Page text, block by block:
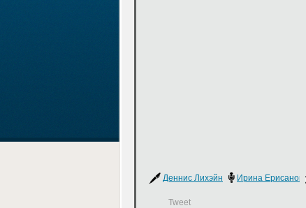
Деннис Лихэйн Ирина
Tweet